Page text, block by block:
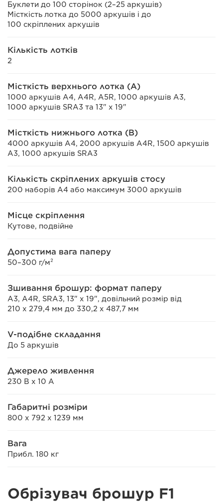
Буклети до 100 сторінок (2–25 аркушів)
Місткість лотка до 5000 аркушів і до
100 скріплених аркушів
Кількість лотків
2
Місткість верхнього лотка (A)
1000 аркушів A4, A4R, A5R, 1000 аркушів A3,
1000 аркушів SRA3 та 13" x 19"
Місткість нижнього лотка (В)
4000 аркушів A4, 2000 аркушів A4R, 1500 аркушів
A3, 1000 аркушів SRA3
Кількість скріплених аркушів стосу
200 наборів А4 або максимум 3000 аркушів
Місце скріплення
Кутове, подвійне
Допустима вага паперу
50–300 г/м²
Зшивання брошур: формат паперу
A3, A4R, SRA3, 13" x 19", довільний розмір від
210 x 279,4 мм до 330,2 x 487,7 мм
V-подібне складання
До 5 аркушів
Джерело живлення
230 В x 10 A
Габаритні розміри
800 x 792 x 1239 мм
Вага
Прибл. 180 кг
Обрізувач брошур F1